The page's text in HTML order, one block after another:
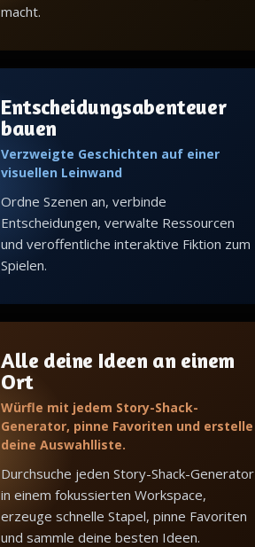
macht.
Entscheidungsabenteuer
bauen
Verzweigte Geschichten auf einer
visuellen Leinwand
Ordne Szenen an, verbinde
Entscheidungen, verwalte Ressourcen
und veroffentliche interaktive Fiktion zum
Spielen.
Alle deine Ideen an einem
Ort
Würfle mit jedem Story-Shack-
Generator, pinne Favoriten und erstelle
deine Auswahlliste.
Durchsuche jeden Story-Shack-Generator
in einem fokussierten Workspace,
erzeuge schnelle Stapel, pinne Favoriten
und sammle deine besten Ideen.